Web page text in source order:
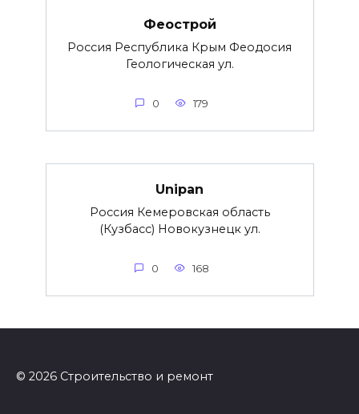
Феострой
Россия Республика Крым Феодосия
Геологическая ул.
0 179
Unipan
Россия Кемеровская область
(Кузбасс) Новокузнецк ул.
0 168
© 2026 Строительство и ремонт